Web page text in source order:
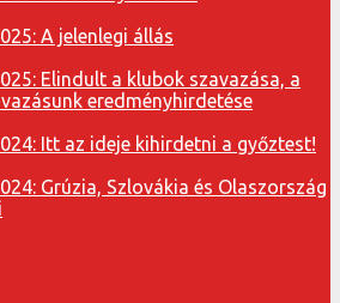
A jelenlegi állás
Elindult a klubok szavazása, a
eredményhirdetése
Itt az ideje kihirdetni a győztest!
Grúzia, Szlovákia és Olaszország